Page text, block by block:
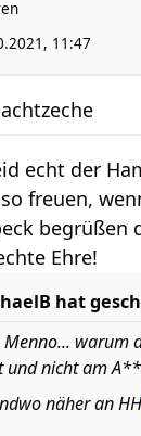
11:47
echt der
freuen,
begrüßen
Ehre!
hat
Menno...
und nicht am
näher an HH